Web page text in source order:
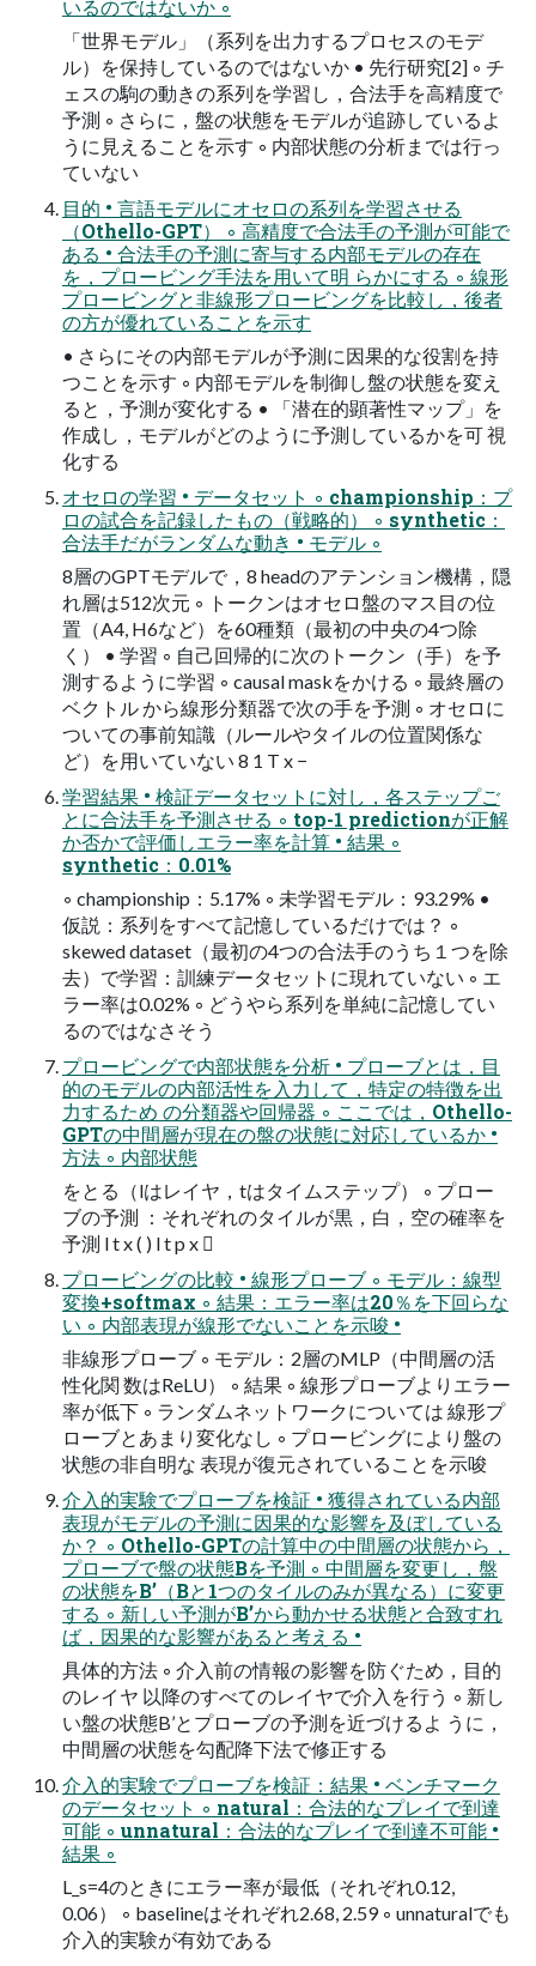
いるのではないか ◦
「世界モデル」（系列を出力するプロセスのモデ
ル）を保持しているのではないか • 先行研究[2] ◦ チ
ェスの駒の動きの系列を学習し，合法手を高精度で
予測 ◦ さらに，盤の状態をモデルが追跡しているよ
うに見えることを示す ◦ 内部状態の分析までは行っ
ていない
目的 • 言語モデルにオセロの系列を学習させる
（Othello-GPT） ◦ 高精度で合法手の予測が可能で
ある • 合法手の予測に寄与する内部モデルの存在
を，プロービング手法を用いて明 らかにする ◦ 線形
プロービングと非線形プロービングを比較し，後者
の方が優れていることを示す
• さらにその内部モデルが予測に因果的な役割を持
つことを示す ◦ 内部モデルを制御し盤の状態を変え
ると，予測が変化する • 「潜在的顕著性マップ」を
作成し，モデルがどのように予測しているかを可 視
化する
オセロの学習 • データセット ◦ championship：プ
ロの試合を記録したもの（戦略的） ◦ synthetic：
合法手だがランダムな動き • モデル ◦
8層のGPTモデルで，8 headのアテンション機構，隠
れ層は512次元 ◦ トークンはオセロ盤のマス目の位
置（A4, H6など）を60種類（最初の中央の4つ除
く） • 学習 ◦ 自己回帰的に次のトークン（手）を予
測するように学習 ◦ causal maskをかける ◦ 最終層の
ベクトル から線形分類器で次の手を予測 ◦ オセロに
ついての事前知識（ルールやタイルの位置関係な
ど）を用いていない 8 1 T x −
学習結果 • 検証データセットに対し，各ステップご
とに合法手を予測させる ◦ top-1 predictionが正解
か否かで評価しエラー率を計算 • 結果 ◦
synthetic：0.01%
◦ championship：5.17% ◦ 未学習モデル：93.29% •
仮説：系列をすべて記憶しているだけでは？ ◦
skewed dataset（最初の4つの合法手のうち１つを除
去）で学習：訓練データセットに現れていない ◦ エ
ラー率は0.02% ◦ どうやら系列を単純に記憶してい
るのではなさそう
プロービングで内部状態を分析 • プローブとは，目
的のモデルの内部活性を入力して，特定の特徴を出
力するため の分類器や回帰器 ◦ ここでは，Othello-
GPTの中間層が現在の盤の状態に対応しているか •
方法 ◦ 内部状態
をとる（lはレイヤ，tはタイムステップ） ◦ プロー
ブの予測 ：それぞれのタイルが黒，白，空の確率を
予測 l t x ( ) l t p x 
プロービングの比較 • 線形プローブ ◦ モデル：線型
変換+softmax ◦ 結果：エラー率は20％を下回らな
い ◦ 内部表現が線形でないことを示唆 •
非線形プローブ ◦ モデル：2層のMLP（中間層の活
性化関 数はReLU） ◦ 結果 ◦ 線形プローブよりエラー
率が低下 ◦ ランダムネットワークについては 線形プ
ローブとあまり変化なし ◦ プロービングにより盤の
状態の非自明な 表現が復元されていることを示唆
介入的実験でプローブを検証 • 獲得されている内部
表現がモデルの予測に因果的な影響を及ぼしている
か？ ◦ Othello-GPTの計算中の中間層の状態から，
プローブで盤の状態Bを予測 ◦ 中間層を変更し，盤
の状態をB’（Bと1つのタイルのみが異なる）に変更
する ◦ 新しい予測がB’から動かせる状態と合致すれ
ば，因果的な影響があると考える •
具体的方法 ◦ 介入前の情報の影響を防ぐため，目的
のレイヤ 以降のすべてのレイヤで介入を行う ◦ 新し
い盤の状態B’とプローブの予測を近づけるよ うに，
中間層の状態を勾配降下法で修正する
介入的実験でプローブを検証：結果 • ベンチマーク
のデータセット ◦ natural：合法的なプレイで到達
可能 ◦ unnatural：合法的なプレイで到達不可能 •
結果 ◦
L_s=4のときにエラー率が最低（それぞれ0.12,
0.06） ◦ baselineはそれぞれ2.68, 2.59 ◦ unnaturalでも
介入的実験が有効である